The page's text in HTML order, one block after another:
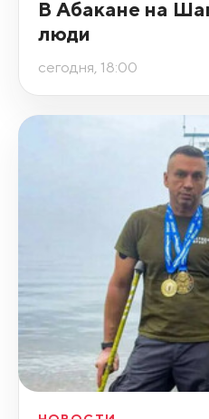
В Абакане на
люди
сегодня, 18:00